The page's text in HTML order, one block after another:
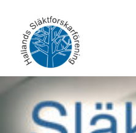
content